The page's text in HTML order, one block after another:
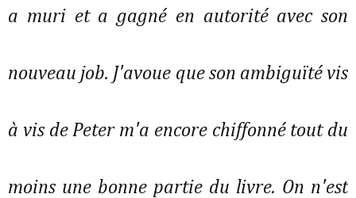
a muri et a gagné en autorité avec son
nouveau job. J'avoue que son ambiguïté vis
à vis de Peter m'a encore chiffonné tout du
moins une bonne partie du livre. On n'est